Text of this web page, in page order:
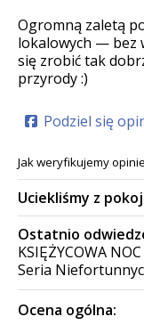
Ogromną zaletą
lokalowych — bez
się zrobić tak
przyrody :)
Podziel się
Jak weryfikujemy
Uciekliśmy z
Ostatnio
KSIĘŻYCOWA NOC
Seria
Ocena ogólna: